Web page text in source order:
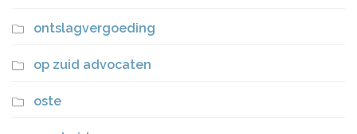
ontslagvergoeding
op zuid advocaten
oste